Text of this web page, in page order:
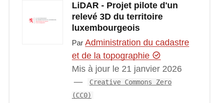
LiDAR - Projet pilote d'un
relevé 3D du territoire
luxembourgeois
Par Administration du cadastre
et de la topographie
Mis à jour le 21 janvier 2026
Creative Commons Zero
(CC0)